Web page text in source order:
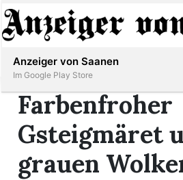
Abonnieren
Farbenfroher
Gsteigmäret
grauen
Anzeiger von Saanen
Im Google Play Store